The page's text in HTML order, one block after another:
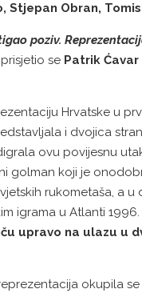
Obran,
poziv.
prisjetio se Patrik Ćavar
Hrvatske u
i dvojica
ovu povijesnu
golman koji je
rukometaša, a u
igrama u Atlanti
upravo na ulazu u
okupila